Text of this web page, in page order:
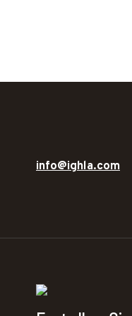
info@ighla.com